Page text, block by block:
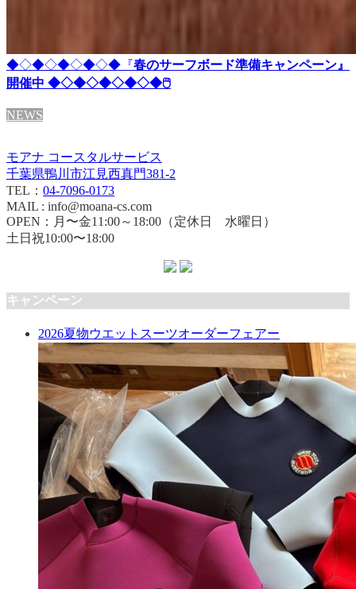
◆◇◆◇◆◇◆◇◆『春のサーフボード準備キャンペーン』
開催中 ◆◇◆◇◆◇◆◇◆🖱
NEWS
モアナ コースタルサービス
千葉県鴨川市江見西真門381-2
TEL： 04-7096-0173
MAIL : info@moana-cs.com
OPEN：月〜金11:00～18:00（定休日 水曜日）
土日祝10:00〜18:00
キャンペーン
2026夏物ウエットスーツオーダーフェアー